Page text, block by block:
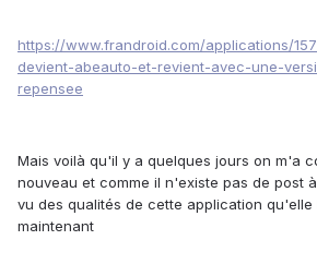
https://www.frandroid.com/applications/
devient-abeauto-et-revient-avec-une-
repensee
Mais voilà qu'il y a quelques jours on m'a
nouveau et comme il n'existe pas de post
vu des qualités de cette application qu'elle
maintenant